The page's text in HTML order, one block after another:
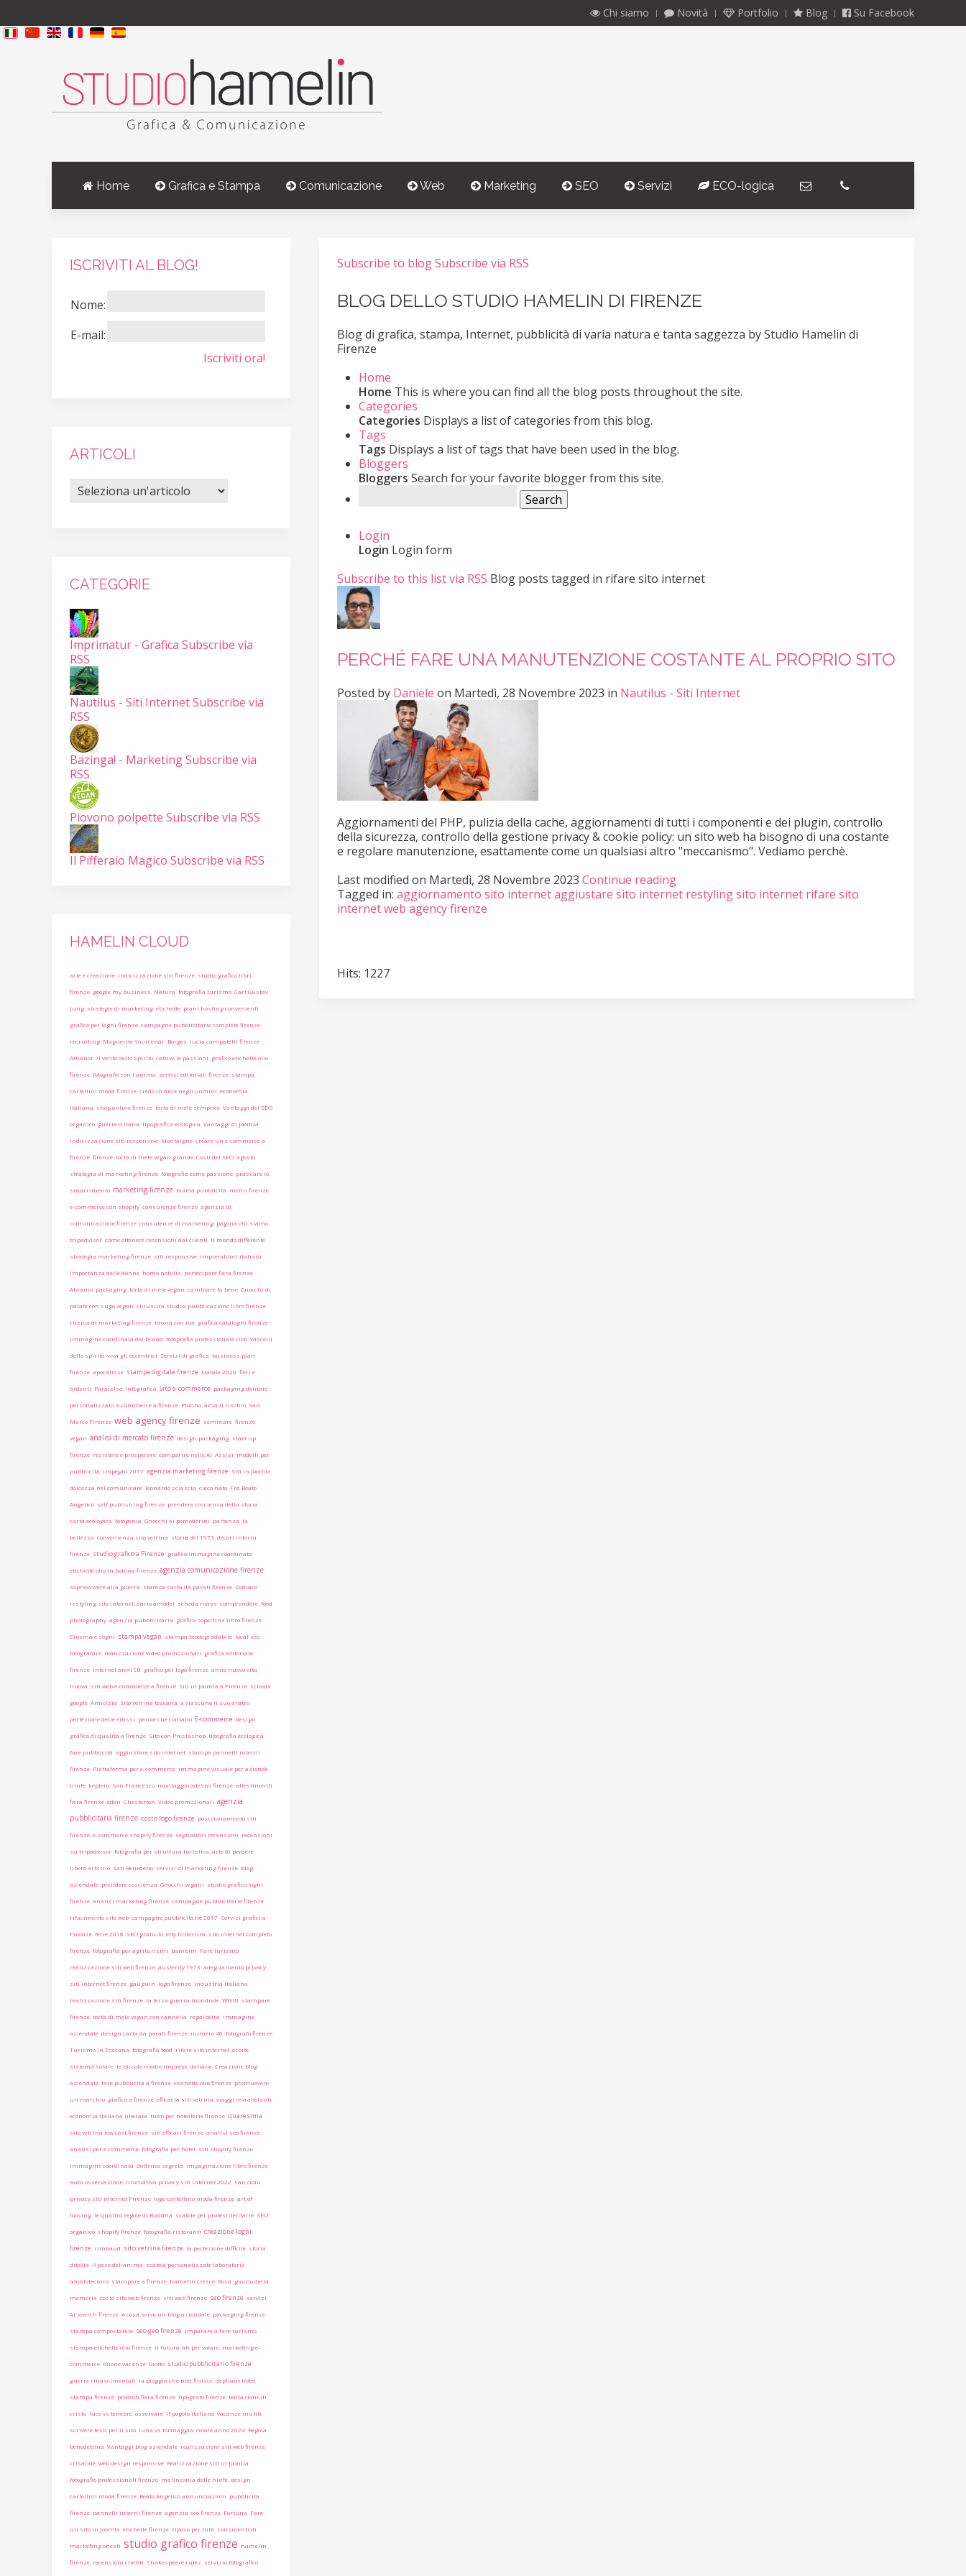
Chi siamo Novità Portfolio Blog Su Facebook
Home Grafica e Stampa Comunicazione Web Marketing SEO Servizi ECO-logica
Subscribe to blogSubscribe via RSS
BLOG DELLO STUDIO HAMELIN DI FIRENZE
Blog di grafica, stampa, Internet, pubblicità di varia natura e tanta saggezza by Studio Hamelin di
Firenze
Home
Home This is where you can find all the blog posts throughout the site.
Categories
Categories Displays a list of categories from this blog.
Tags
Tags Displays a list of tags that have been used in the blog.
Bloggers
Bloggers Search for your favorite blogger from this site.
Search
Login
Login Login form
Subscribe to this list via RSS Blog posts tagged in rifare sito internet
PERCHÉ FARE UNA MANUTENZIONE COSTANTE AL PROPRIO SITO
Posted by Daniele on Martedì, 28 Novembre 2023 in Nautilus - Siti Internet
Aggiornamenti del PHP, pulizia della cache, aggiornamenti di tutti i componenti e dei plugin, controllo
della sicurezza, controllo della gestione privacy & cookie policy: un sito web ha bisogno di una costante
e regolare manutenzione, esattamente come un qualsiasi altro "meccanismo". Vediamo perchè.
Last modified on Martedì, 28 Novembre 2023 Continue reading
Tagged in: aggiornamento sito internetaggiustare sito internet restyling sito internet rifare sito
internetweb agency firenze
Hits: 1227
ISCRIVITI AL BLOG!
Nome:
E-mail:
Iscriviti ora!
ARTICOLI
CATEGORIE
Imprimatur - Grafica Subscribe via
RSS
Nautilus - Siti InternetSubscribe via
RSS
Bazinga! - MarketingSubscribe via
RSS
Piovono polpette Subscribe via RSS
Il Pifferaio Magico Subscribe via RSS
HAMELIN CLOUD
arte è creazione indicizzazione siti firenze studio grafico libri
firenze google my business Natura fotografia turismo Carl Gustav
Jung strategie di marketing etichette piani hosting convenienti
grafico per loghi firenze campagne pubblicitarie complete firenze
recruiting Maguerite Yourcenar Borges lucia campatelli firenze
Athanor il vento dello Spirito cattive le passioni grafico etichette olio
firenze fotografie con l anima servizi editoriali firenze stampa
cartellini moda firenze credo in dio e negli uomini economia
italiana shop online firenze torta di mele semplice Vantaggi del SEO
organico guerre d italia tipografica ecologica Vantaggi di Joomla
indicizzazione siti responsive Montaigne creare un e-commerce a
firenze firenze torta di mele vegan grande Costi del SEO agosto
strategia di marketing firenze fotografia come passione praticare lo
smarrimento marketing firenze buona pubblicità menu firenze
e-commerce con shopify consulenze firenze agenzia di
comunicazione firenze consulenze di marketing pagina chi siamo
tripadvisor come ottenere recensioni dai clienti il mondo differente
strategia marketing firenze siti responsive imprenditori italiani
importanza delle donne homo nobilis partecipare fiera firenze
Abramo packaging torta di mele vegan cambiare fa bene Gnocchi di
patate con sugo vegan chiusura studio pubblicazione libro firenze
ricerca di marketing firenze lavora con noi grafica cataloghi firenze
immagine coordinata del brand fotografia professionale cibo vascelli
dello spirito viva gli eccentrici Servizi di grafica business plan
firenze apocalisse stampa digitale firenze Natale 2020 fieri e
ardenti Paracelso infografica Sito e-commerce packaging dentale
personalizzato e-commerce a firenze Plotino ama il rischio San
Marco Firenze web agency firenze seminare firenze
vegan analisi di mercato firenze design packaging start up
firenze resistere e prosperare comparire nelle AI Assisi modelli per
pubblicità impegni 2017 agenzia marketing firenze Siti in Joomla
dolcezza nel comunicare leonardo sciascia cieco nato Fra Beato
Angelico self publishing firenze prendere coscienza della storia
carta ecologica fotogenia Gnocchi ai pomodorini partenza la
bellezza convenienza sito vetrina storia del 1973 decori interni
firenze studio grafico a Firenze grafico immagine coordinata
etichette olio in bobina firenze agenzia comunicazione firenze
sopravvivere alla guerra stampa carta da parati firenze Zodiaco
restyling sito internet dario amodei scheda maps comprendere food
photography agenzia pubblicitaria grafica copertina libro firenze
Cinema e sogni stampa vegan stampa biodegradabile local seo
fotografare realizzazione video promozionali grafica editoriale
firenze internet anni 90 grafico per logo firenze anno nuovo vita
nuova siti web e-commerce a firenze Siti in Joomla a Firenze scheda
google Amicizia sito vetrina toscana a ciascuno il suo aratro
perfezione delle ellissi parole che contano E-commerce design
grafico di qualità a firenze Sito con Prestashop tipografia ecologica
fare pubblicità aggiustare sito internet stampa pannelli interni
firenze Piattaforma per e-commerce immagine visuale per aziende
ninfe keplero San Francesco montaggio adesivi firenze allestimenti
fiera firenze eden Chesterton Video promozionali agenzia
pubblicitaria firenze costo logo firenze posizionamento siti
firenze e-commerce shopify firenze segnalibri recensioni recensioni
su tripadvisor fotografia per struttura turistica arte di perdere
libero arbitrio San Benedetto servizi di marketing firenze Blog
aziendale prendere coscienza Gnocchi vegani studio grafico loghi
firenze analisi marketing firenze campagne pubblicitarie firenze
rifacimento sito web campagne pubblicitarie 2017 Servizi grafici a
Firenze ferie 2018 SEO gratuito etty hillesum sito internet completo
firenze fotografia per agriturismi bambini Fare turismo
realizzazione siti web firenze austerity 1973 adeguamento privacy
siti internet firenze gauguin logo firenze industria italiana
realizzazione siti firenze la terza guerra mondiale WWIII stampare
firenze torta di mele vegan con cannella regalpetra immagine
aziendale design carta da parati firenze numero 40 fotografo firenze
Turismo in Toscana fotografia food rifare sito internet orbite
sistema solare le piccole medie imprese italiane Creazione blog
aziendale fare pubblicità a firenze etichette olio firenze promuovere
un marchio grafico a firenze efficacia siti vetrina viaggi mirabolanti
economia italiana liberata tutto per hotellerie firenze quaresima
sito vetrina low cost firenze siti efficaci firenze analisi seo firenze
analisi per e-commerce fotografia per hotel siti shopify firenze
immagine coordinata dottrina segreta impaginazione libro firenze
auto-osservazione nromativa privacy siti internet 2022 sanzioni
privacy siti internet Firenze logo cartellino moda firenze art of
loosing le quattro regole di Buddha scatole per protesi dentarie SEO
organico shopify firenze fotografia ristoranti creazione loghi
firenze rimbaud sito vetrina firenze la perfezione difficile storia
ditalia il peso dellanima scatole personalizzate laboratorio
odontotecnico stampare a firenze hamelin cresce Rosa giorno della
memoria costo sito web firenze siti web firenze seo firenze servizi
AI search firenze A cosa serve un blog aziendale packaging firenze
stampa compostabile seo geo firenze Imparare a fare turismo
stampa etichette olio firenze il futuro ali per volare marketing e-
commerce buone vacanze Giotto studio pubblicitario firenze
guerre rinascimentali la pioggia che non finisce depliant hotel
stampa firenze prodotti fiera firenze tipografo firenze tentazione di
cristo luce vs tenebre osservare il popolo italiano vacanze inutili
scrivere testi per il sito luna vs formaggia colore anno 2024 Regola
benedettina Vantaggi blog aziendale realizzazioni siti web firenze
crisalide web design responsive Realizzazione siti in Joomla
fotografie professionali firenze malinconia delle ninfe design
cartellini moda firenze Beato Angelico annunciazioni pubblicità
firenze pannelli interni firenze agenzia seo firenze Fortuna Fare
un sito in Joomla etichette firenze riposo per tutti consulenti di
marketing onesti studio grafico firenze hamelin
firenze recensioni clienti Shakespeare rulez servizio fotografico